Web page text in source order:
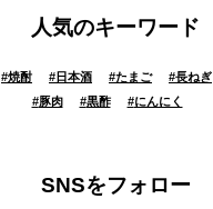
人気のキーワード
#焼酎 #日本酒 #たまご #長ねぎ
#豚肉 #黒酢 #にんにく
SNSをフォロー